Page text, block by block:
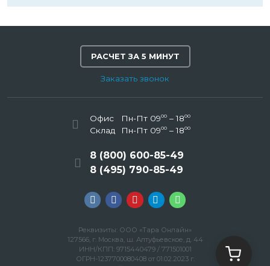
РАСЧЕТ ЗА 5 МИНУТ
Заказать звонок
Офис Пн-Пт 0900– 1800
Склад Пн-Пт 0900– 1800
8 (800) 600-85-49
8 (495) 790-85-49
Реквизиты: ООО «Тара Онлайн»
127566, г. Москва, ш. Алтуфьевское, д. 44
ИНН/КПП: 9715440479 / 771501001
ОГРН-1237700080408 от 01.02.2023 г.